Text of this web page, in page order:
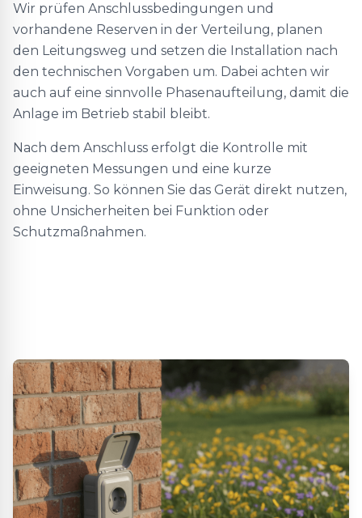
Wir prüfen Anschlussbedingungen und
vorhandene Reserven in der Verteilung, planen
den Leitungsweg und setzen die Installation nach
den technischen Vorgaben um. Dabei achten wir
auch auf eine sinnvolle Phasenaufteilung, damit die
Anlage im Betrieb stabil bleibt.
Nach dem Anschluss erfolgt die Kontrolle mit
geeigneten Messungen und eine kurze
Einweisung. So können Sie das Gerät direkt nutzen,
ohne Unsicherheiten bei Funktion oder
Schutzmaßnahmen.